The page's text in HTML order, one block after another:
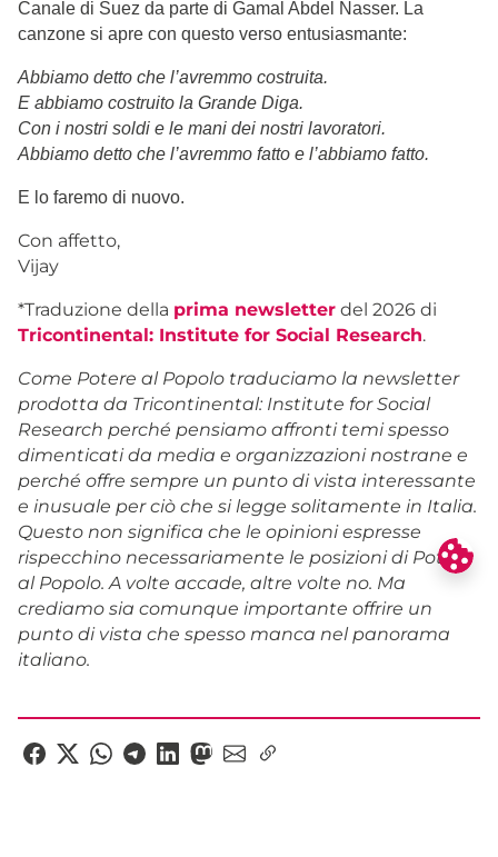
Canale di Suez da parte di Gamal Abdel Nasser. La
canzone si apre con questo verso entusiasmante:
Abbiamo detto che l’avremmo costruita.
E abbiamo costruito la Grande Diga.
Con i nostri soldi e le mani dei nostri lavoratori.
Abbiamo detto che l’avremmo fatto e l’abbiamo fatto.
E lo faremo di nuovo.
Con affetto,
Vijay
*Traduzione della prima newsletter del 2026 di
Tricontinental: Institute for Social Research.
Come Potere al Popolo traduciamo la newsletter
prodotta da Tricontinental: Institute for Social
Research perché pensiamo affronti temi spesso
dimenticati da media e organizzazioni nostrane e
perché offre sempre un punto di vista interessante
e inusuale per ciò che si legge solitamente in Italia.
Questo non significa che le opinioni espresse
rispecchino necessariamente le posizioni di Potere
al Popolo. A volte accade, altre volte no. Ma
crediamo sia comunque importante offrire un
punto di vista che spesso manca nel panorama
italiano.